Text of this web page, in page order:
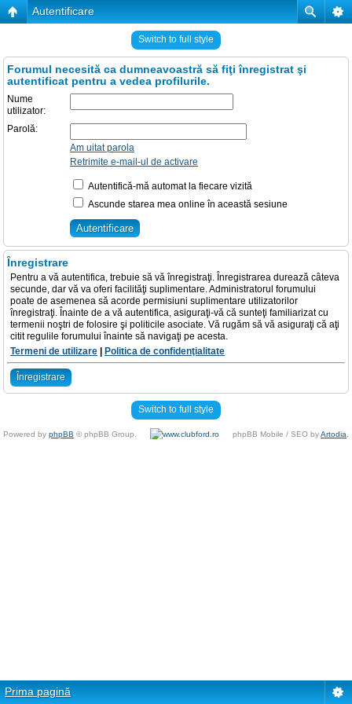
Autentificare
Switch to full style
Forumul necesită ca dumneavoastră să fiţi înregistrat şi
autentificat pentru a vedea profilurile.
Nume
utilizator:
Parolă:
Am uitat parola
Retrimite e-mail-ul de activare
Autentifică-mă automat la fiecare vizită
Ascunde starea mea online în această sesiune
Înregistrare
Pentru a vă autentifica, trebuie să vă înregistraţi. Înregistrarea durează câteva
secunde, dar vă va oferi facilităţi suplimentare. Administratorul forumului
poate de asemenea să acorde permisiuni suplimentare utilizatorilor
înregistraţi. Înainte de a vă autentifica, asiguraţi-vă că sunteţi familiarizat cu
termenii noştri de folosire şi politicile asociate. Vă rugăm să vă asiguraţi că aţi
citit regulile forumului înainte să navigaţi pe acesta.
Termeni de utilizare
Politica de confidenţialitate
Înregistrare
Switch to full style
Powered by phpBB © phpBB Group. phpBB Mobile / SEO byArtodia
Prima pagină